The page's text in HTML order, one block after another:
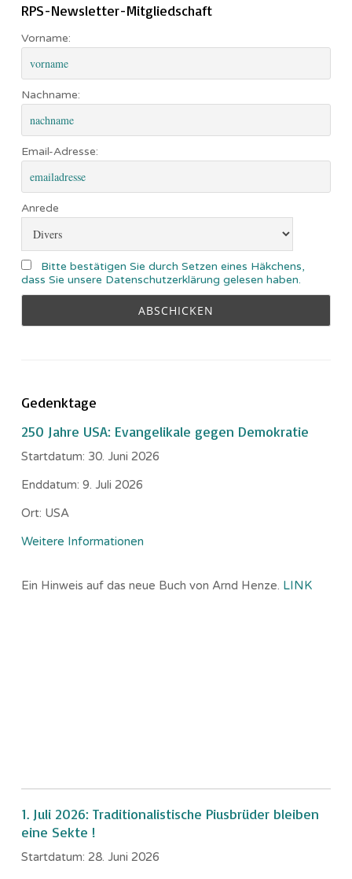
RPS-Newsletter-Mitgliedschaft
Vorname:
Nachname:
Email-Adresse:
Anrede
Bitte bestätigen Sie durch Setzen eines Häkchens,
dass Sie unsere Datenschutzerklärung gelesen haben.
Gedenktage
250 Jahre USA: Evangelikale gegen Demokratie
Startdatum: 30. Juni 2026
Enddatum: 9. Juli 2026
Ort: USA
Weitere Informationen
Ein Hinweis auf das neue Buch von Arnd Henze. LINK
1. Juli 2026: Traditionalistische Piusbrüder bleiben
eine Sekte !
Startdatum: 28. Juni 2026